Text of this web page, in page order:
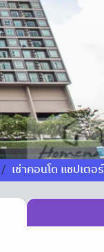
เช่าคอนโด แชปเต